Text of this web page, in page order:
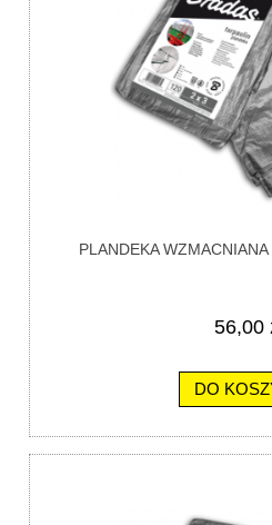
PLANDEKA
56,00
DO